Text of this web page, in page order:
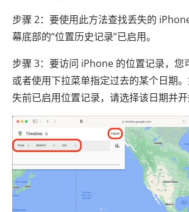
步骤 2：要使用此方法查找丢失的
幕底部的“位置历史记录”已启用。
步骤 3：要访问 iPhone 的位置记录，您
或者使用下拉菜单指定过去的某个日期
失前已启用位置记录，请选择该日期并开